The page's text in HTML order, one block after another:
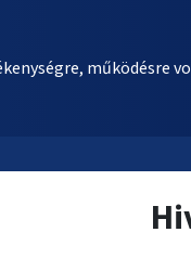
működésre